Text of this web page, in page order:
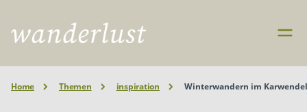
Home Themen inspiration Winterwandern im Karwendel